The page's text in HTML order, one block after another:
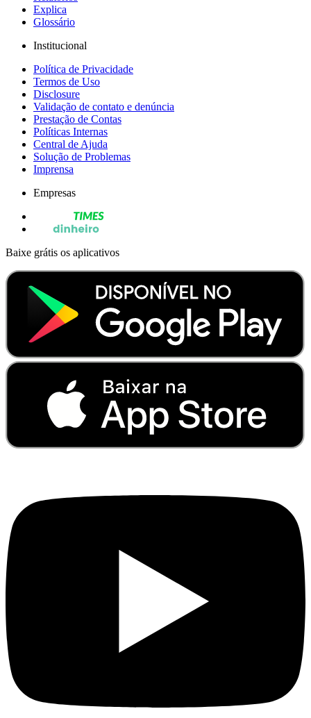
Explica
Glossário
Institucional
Política de Privacidade
Termos de Uso
Disclosure
Validação de contato e denúncia
Prestação de Contas
Políticas Internas
Central de Ajuda
Solução de Problemas
Imprensa
Empresas
Baixe grátis os aplicativos